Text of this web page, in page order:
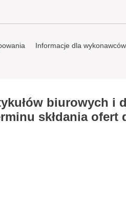
Informacje dla wykonawców
biurowych i
skłdania ofert